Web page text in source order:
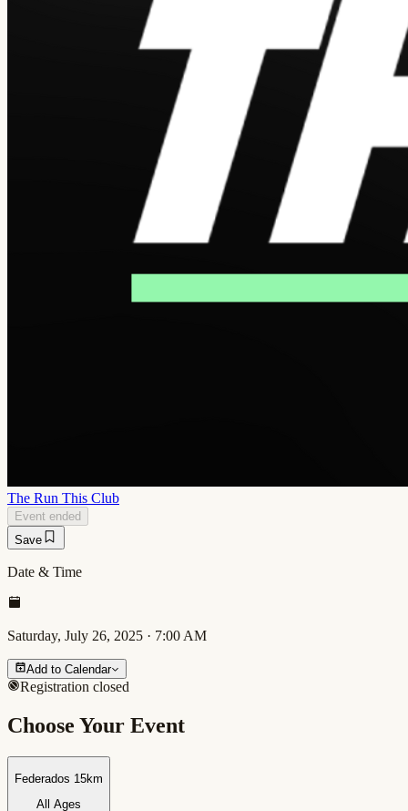
The Run This Club
Event ended
Save
Date & Time
Saturday, July 26, 2025 · 7:00 AM
Add to Calendar
Registration closed
Choose Your Event
Federados 15km
All Ages